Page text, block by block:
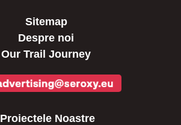
Sitemap
Despre noi
Our Trail Journey
Proiectele Noastre